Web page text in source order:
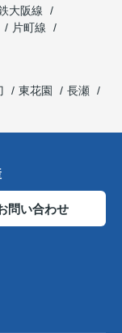
大阪線
片町線
東花園
長瀬
問い合わせ